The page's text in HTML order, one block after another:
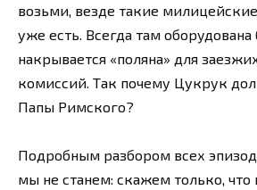
возьми, везде такие
уже есть. Всегда там оборудована
накрывается «поляна» для
комиссий. Так почему Цукрук
Папы Римского?
Подробным разбором всех
мы не станем: скажем только, что